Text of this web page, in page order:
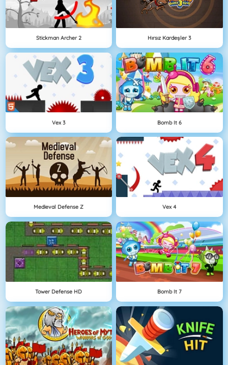
Stickman Archer 2 Hırsız Kardeşler 3
Vex 3 Bomb It 6
Medieval Defense Z Vex 4
Tower Defense HD Bomb It 7